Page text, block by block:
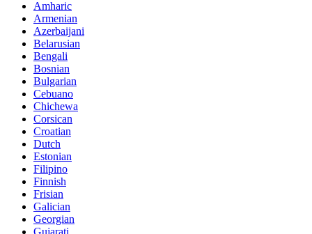
Amharic
Armenian
Azerbaijani
Belarusian
Bengali
Bosnian
Bulgarian
Cebuano
Chichewa
Corsican
Croatian
Dutch
Estonian
Filipino
Finnish
Frisian
Galician
Georgian